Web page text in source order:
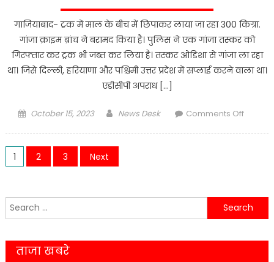
गाजियाबाद- ट्रक में माल के बीच में छिपाकर लाया जा रहा 300 किग्रा.
गांजा क्राइम ब्रांच ने बरामद किया है। पुलिस ने एक गांजा तस्कर को
गिरफ्तार कर ट्रक भी जब्त कर लिया है। तस्कर ओडिशा से गांजा ला रहा
था। जिसे दिल्ली, हरियाणा और पश्चिमी उत्तर प्रदेश में सप्लाई करने वाला था।
एडीसीपी अपराध […]
Posted
October 15, 2023 Author
News Desk Comments Offon
में
छिपाकर
जा
Posts
1 2 3 Next
Search
for:
ताजा खबरे